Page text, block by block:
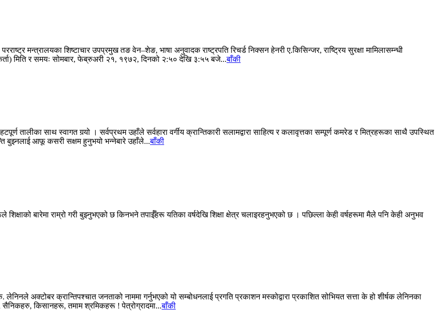
मन्त्रालयका शिष्टाचार उपप्रमुख तङ वेन–शेङ, भाषा अनुवादक राष्ट्रपति रिचर्ड निक्सन हेनरी ए.किसिन्जर, राष्ट्रिय सुरक्षा मामिलासम्न्धी
मिति र समयः सोमबार, फेब्रुअरी २१, १९७२, दिनको २:५० देखि ३:५५ बजे...बाँकी
तालीका साथ स्वागत गर्‍यो । सर्वप्रथम उहाँले सर्वहारा वर्गीय क्रान्तिकारी सलामद्वारा साहित्य र कलावृत्तका सम्पूर्ण कमरेड र मित्रहरूका साथै उपस्थित
बुझ्नलाई आफू कसरी सक्षम हुनुभयो भन्नेबारे उहाँले...बाँकी
बारेमा राम्रो गरी बुझ्नुभएको छ किनभने तपाईँहरू यतिका वर्षदेखि शिक्षा क्षेत्र चलाइरहनुभएको छ । पछिल्ला केही वर्षहरूमा मैले पनि केही अनुभव
अक्टोबर क्रान्तिपश्चात जनताको नाममा गर्नुभएको यो सम्बोधनलाई प्रगति प्रकाशन मस्कोद्वारा प्रकाशित सोभियत सत्ता के हो शीर्षक लेनिनका
किसानहरू, तमाम श्रमिकहरू ! पेत्रोग्रादमा...बाँकी